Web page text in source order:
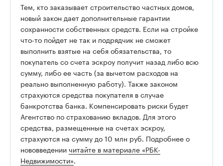
Тем, кто заказывает строительство частных домов,
новый закон дает дополнительные гарантии
сохранности собственных средств. Если на стройке
что-то пойдет не так и подрядчик не сможет
выполнить взятые на себя обязательства, то
покупатель со счета эскроу получит назад либо всю
сумму, либо ее часть (за вычетом расходов на
реально выполненную работу). Также законом
страхуются средства покупателя в случае
банкротства банка. Компенсировать риски будет
Агентство по страхованию вкладов. Для этого
средства, размещенные на счетах эскроу,
страхуются на сумму до 10 млн руб. Подробнее о
нововведениичитайте в материале «РБК-
Недвижимости».